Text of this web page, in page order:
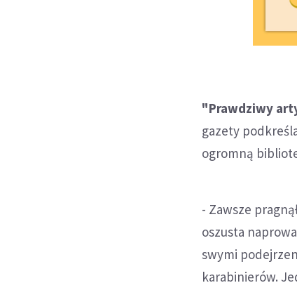
"Prawdziwy
gazety
ogromną
- Zawsze
oszusta
swymi
karabinierów.